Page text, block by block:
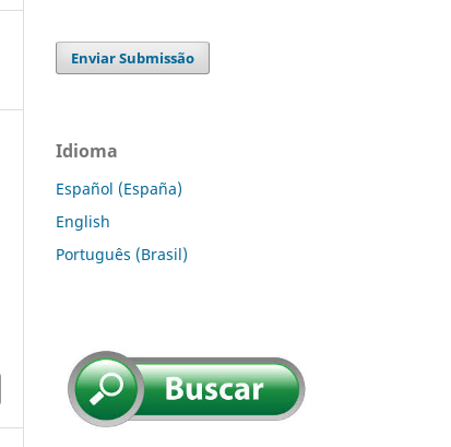
Enviar Submissão
Idioma
Español (España)
English
Português (Brasil)